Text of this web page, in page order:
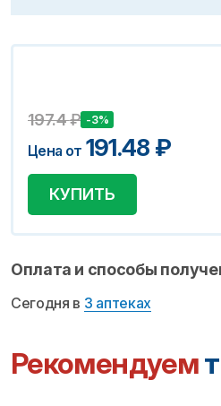
197.4₽ -3%
Цена от 191.48 ₽
КУПИТЬ
Оплата и способы
Сегодня в 3 аптеках
Рекомендуем